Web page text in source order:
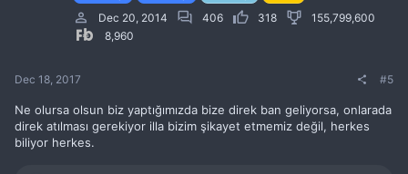
Dec 20, 2014 406 318
155,799,600
8,960
Dec 18, 2017 #5
Ne olursa olsun biz yaptığımızda bize direk ban geliyorsa, onlarada
direk atılması gerekiyor illa bizim şikayet etmemiz değil, herkes
biliyor herkes.